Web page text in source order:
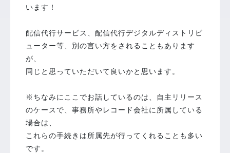
います！
配信代行サービス、配信代行デジタルディストリビ
ューター等、別の言い方をされることもあります
が、
同じと思っていただいて良いかと思います。
※ちなみにここでお話しているのは、自主リリース
のケースで、事務所やレコード会社に所属している
場合は、
これらの手続きは所属先が行ってくれることも多い
です。